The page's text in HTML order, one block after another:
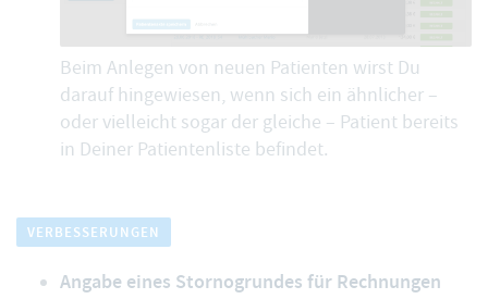
Beim Anlegen von neuen Patienten wirst Du
darauf hingewiesen, wenn sich ein ähnlicher –
oder vielleicht sogar der gleiche – Patient bereits
in Deiner Patientenliste befindet.
VERBESSERUNGEN
Angabe eines Stornogrundes für Rechnungen